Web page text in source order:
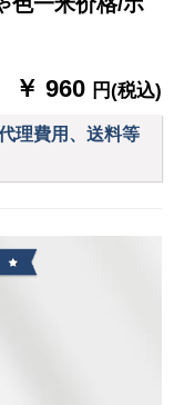
￥ 960 円(税込)
理費用、送料等